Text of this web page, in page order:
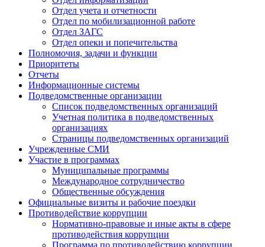
Отдел учета и отчетности
Отдел по мобилизационной работе
Отдел ЗАГС
Отдел опеки и попечительства
Полномочия, задачи и функции
Приоритеты
Отчеты
Информационные системы
Подведомственные организации
Список подведомственных организаций
Учетная политика в подведомственных
организациях
Страницы подведомственных организаций
Учрежденные СМИ
Участие в программах
Муниципальные программы
Международное сотрудничество
Общественные обсуждения
Официальные визиты и рабочие поездки
Противодействие коррупции
Нормативно-правовые и иные акты в сфере
противодействия коррупции